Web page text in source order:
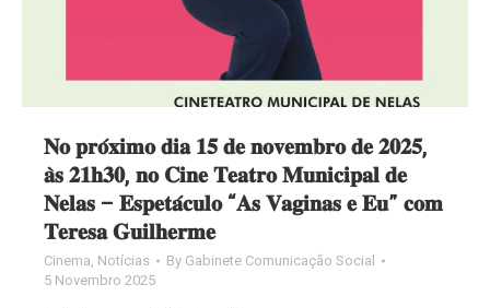
𝐍𝐨 𝐩𝐫𝐨́𝐱𝐢𝐦𝐨 𝐝𝐢𝐚 𝟏𝟓 𝐝𝐞 𝐧𝐨𝐯𝐞𝐦𝐛𝐫𝐨 𝐝𝐞 𝟐𝟎𝟐𝟓,
𝐚̀𝐬 𝟐𝟏𝐡𝟑𝟎, 𝐧𝐨 𝐂𝐢𝐧𝐞 𝐓𝐞𝐚𝐭𝐫𝐨 𝐌𝐮𝐧𝐢𝐜𝐢𝐩𝐚𝐥 𝐝𝐞
𝐍𝐞𝐥𝐚𝐬 – 𝐄𝐬𝐩𝐞𝐭𝐚́𝐜𝐮𝐥𝐨 “𝐀𝐬 𝐕𝐚𝐠𝐢𝐧𝐚𝐬 𝐞 𝐄𝐮” 𝐜𝐨𝐦
𝐓𝐞𝐫𝐞𝐬𝐚 𝐆𝐮𝐢𝐥𝐡𝐞𝐫𝐦𝐞
Cinema, Notícias By Gabinete Comunicação Social
5 Novembro 2025